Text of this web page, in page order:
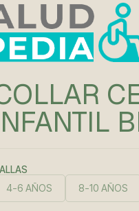
4-6 AÑOS 8-10 AÑOS